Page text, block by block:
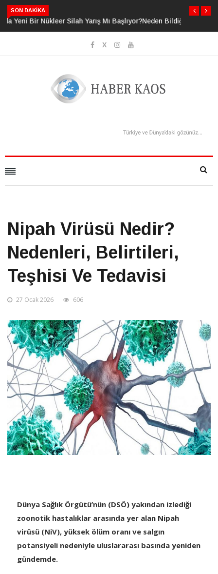
SON DAKIKA
Neden Bildiğimizden Daha Fazlasını Bildiğimizi
Sanıyoruz?
Nipah Virüsü Nedir?
Nedenleri, Belirtileri,
Teşhisi Ve Tedavisi
27 Ocak 2026 606
Dünya Sağlık Örgütü’nün (DSÖ) yakından izlediği
zoonotik hastalıklar arasında yer alan Nipah
virüsü (NiV), yüksek ölüm oranı ve salgın
potansiyeli nedeniyle uluslararası basında yeniden
gündemde.